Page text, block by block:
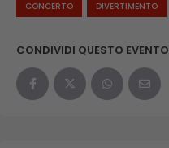
CONCERTO DIVERTIMENTO
CONDIVIDI QUESTO EVENTO